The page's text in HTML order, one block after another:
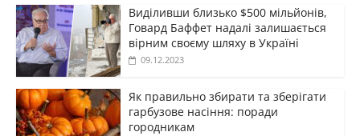
Виділивши близько $500 мільйонів,
Говард Баффет надалі залишається
вірним своєму шляху в Україні
09.12.2023
Як правильно збирати та зберігати
гарбузове насіння: поради
городникам